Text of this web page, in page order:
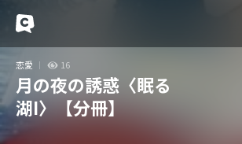
恋愛 16
月の夜の誘惑〈眠る
湖I〉【分冊】